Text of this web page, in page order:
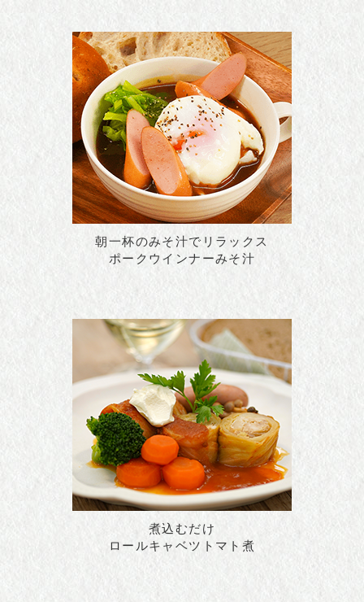
朝一杯のみそ汁でリラックス
ポークウインナーみそ汁
煮込むだけ
ロールキャベツトマト煮